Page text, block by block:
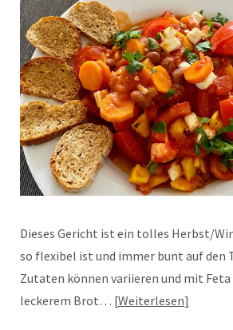
Dieses Gericht ist ein tolles Herbst/
so flexibel ist und immer bunt auf den
Zutaten können variieren und mit Feta
leckerem Brot… Weiterlesen